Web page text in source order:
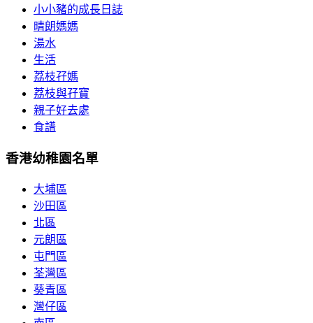
小小豬的成長日誌
晴朗媽媽
湯水
生活
荔枝孖媽
荔枝與孖寶
親子好去處
食譜
香港幼稚園名單
大埔區
沙田區
北區
元朗區
屯門區
荃灣區
葵青區
灣仔區